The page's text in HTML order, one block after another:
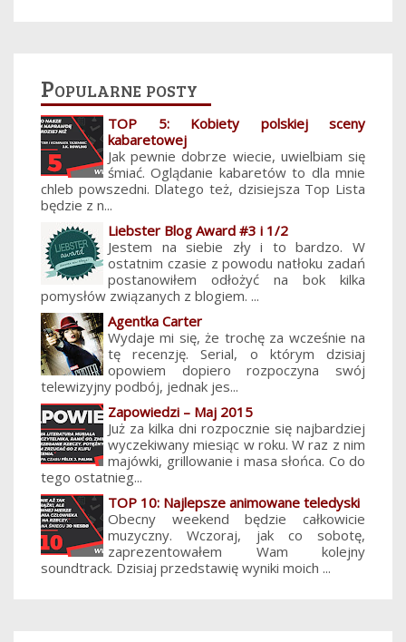
Popularne posty
TOP 5: Kobiety polskiej sceny
kabaretowej
Jak pewnie dobrze wiecie, uwielbiam się
śmiać. Oglądanie kabaretów to dla mnie
chleb powszedni. Dlatego też, dzisiejsza Top Lista
będzie z n...
Liebster Blog Award #3 i 1/2
Jestem na siebie zły i to bardzo. W
ostatnim czasie z powodu natłoku zadań
postanowiłem odłożyć na bok kilka
pomysłów związanych z blogiem. ...
Agentka Carter
Wydaje mi się, że trochę za wcześnie na
tę recenzję. Serial, o którym dzisiaj
opowiem dopiero rozpoczyna swój
telewizyjny podbój, jednak jes...
Zapowiedzi – Maj 2015
Już za kilka dni rozpocznie się najbardziej
wyczekiwany miesiąc w roku. W raz z nim
majówki, grillowanie i masa słońca. Co do
tego ostatnieg...
TOP 10: Najlepsze animowane teledyski
Obecny weekend będzie całkowicie
muzyczny. Wczoraj, jak co sobotę,
zaprezentowałem Wam kolejny
soundtrack. Dzisiaj przedstawię wyniki moich ...